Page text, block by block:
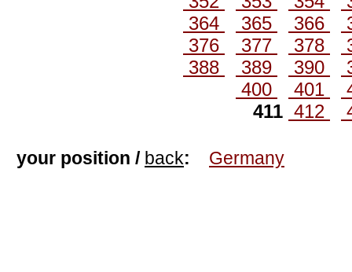
364
365 366
376
377 378
388
389 390
400
401
411 412
your position / back: Germany